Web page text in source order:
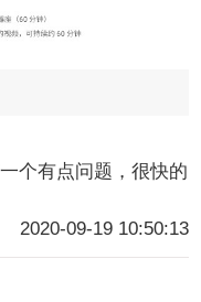
个有点问题，很快的
2020-09-19 10:50:13